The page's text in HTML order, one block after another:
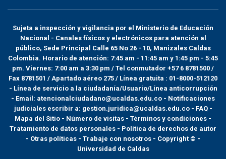
Sujeta a inspección y vigilancia por el Ministerio de Educación
Nacional - Canales físicos y electrónicos para atención al
público, Sede Principal Calle 65 No 26 - 10, Manizales Caldas
Colombia. Horario de atención: 7:45 am - 11:45 am y 1:45 pm - 5:45
pm. Viernes: 7:00 am a 3:30 pm / Tel conmutador +57 6 8781500 /
Fax 8781501 / Apartado aéreo 275 / Línea gratuita : 01-8000-512120
- Línea de servicio a la ciudadanía/Usuario/Línea anticorrupción
- Email: atencionalciudadano@ucaldas.edu.co - Notificaciones
judiciales escribir a: gestion.juridica@ucaldas.edu.co - FAQ -
Mapa del Sitio - Número de visitas - Términos y condiciones -
Tratamiento de datos personales - Política de derechos de autor
- Otras políticas - Trabaje con nosotros - Copyright © -
Universidad de Caldas